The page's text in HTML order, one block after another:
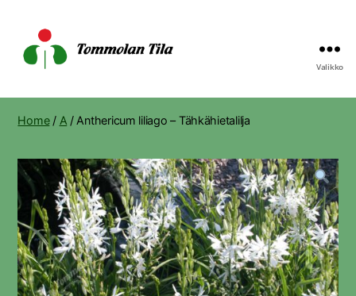
Tila
Valikko
Home/ A / Anthericum liliago – Tähkähietalilja